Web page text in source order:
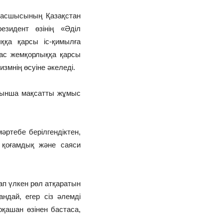
Қазақстан
өзінің «Әділ
қарсы іс-қимылға
жемқорлыққа қарсы
өсуіне әкеледі.
мақсатты жұмыс
берілгендіктен,
және саяси
үлкен рөл атқаратын
егер сіз әлемді
өзінен бастаса,